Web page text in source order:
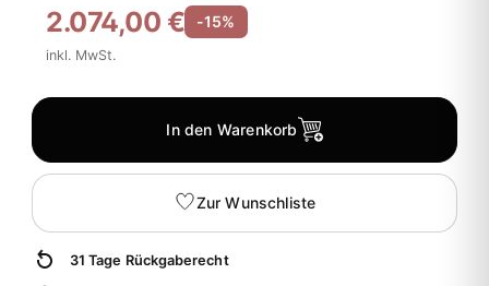
2.074,00 € -15%
inkl. MwSt.
In den Warenkorb
Zur Wunschliste
31 Tage Rückgaberecht